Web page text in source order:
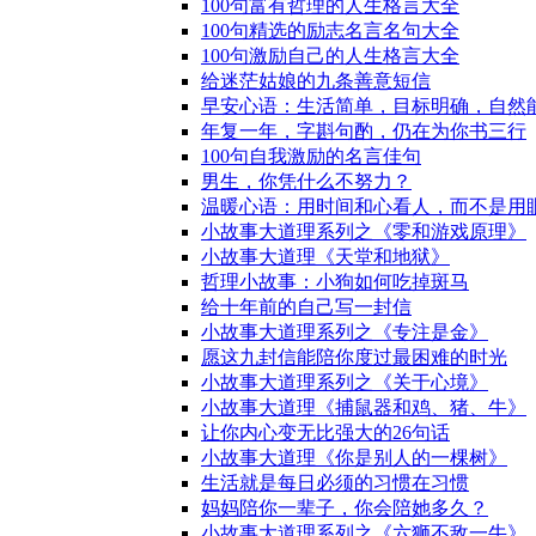
100句富有哲理的人生格言大全
100句精选的励志名言名句大全
100句激励自己的人生格言大全
给迷茫姑娘的九条善意短信
早安心语：生活简单，目标明确，自然
年复一年，字斟句酌，仍在为你书三行
100句自我激励的名言佳句
男生，你凭什么不努力？
温暖心语：用时间和心看人，而不是用
小故事大道理系列之《零和游戏原理》
小故事大道理《天堂和地狱》
哲理小故事：小狗如何吃掉斑马
给十年前的自己写一封信
小故事大道理系列之《专注是金》
愿这九封信能陪你度过最困难的时光
小故事大道理系列之《关于心境》
小故事大道理《捕鼠器和鸡、猪、牛》
让你内心变无比强大的26句话
小故事大道理《你是别人的一棵树》
生活就是每日必须的习惯在习惯
妈妈陪你一辈子，你会陪她多久？